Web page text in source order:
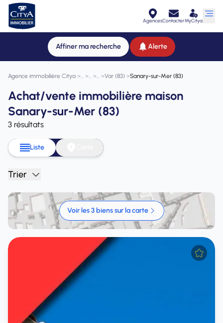
AgencesContacterMyCitya
Affiner ma recherche Alerte
Agence immobilière Citya > > > >Var (83) >Sanary-sur-Mer (83)
Achat/vente immobilière maison
Sanary-sur-Mer (83)
3 résultats
Liste
Trier
Voir les 3 biens sur la carte